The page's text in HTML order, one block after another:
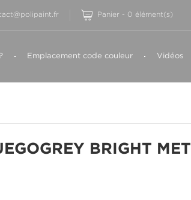
Panier - 0 élément(s)
Emplacement code couleur Vidéos
BRIGHT MET